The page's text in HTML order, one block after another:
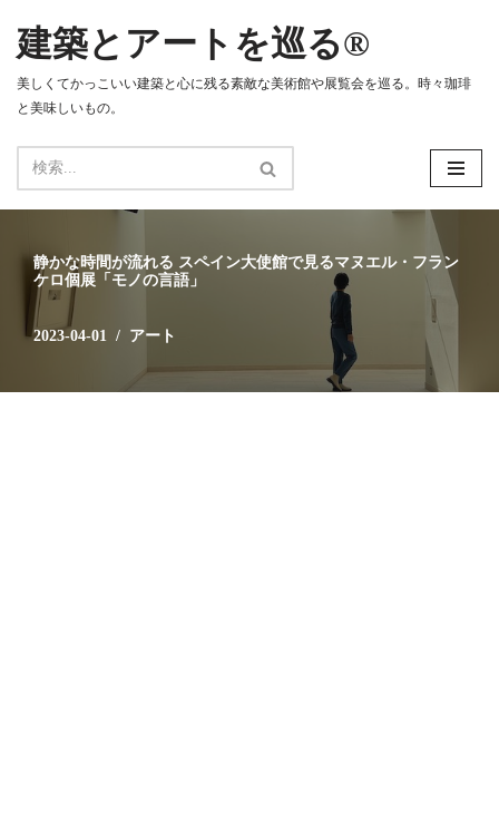
コ
ン
テ
ス
ッ
建築とアートを巡る®
美しくてかっこいい建築と心に残る素敵な美術館や展覧会を巡る。時々珈琲
と美味しいもの。
静かな時間が流れる スペイン大使館で見るマヌエル・フラン
ケロ個展「モノの言語」
2023-04-01 アート